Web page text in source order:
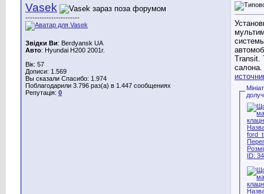
Vasek
-----------------------
Звідки Ви: Berdyansk UA
Авто: Hyundai H200 2001г.
Вік: 57
Дописи: 1.569
Вы сказали Спасибо: 1.974
Поблагодарили 3.796 раз(а) в 1.447 сообщениях
Репутація: 0
Transit.
салона.